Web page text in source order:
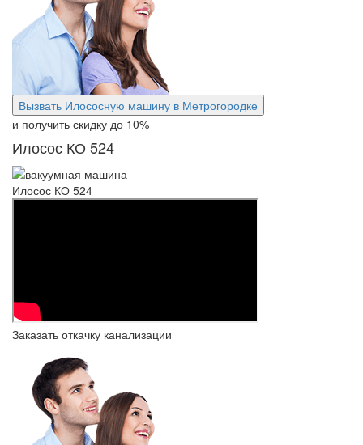
Вызвать Илососную машину в Метрогородке
и получить скидку до 10%
Илосос КО 524
Илосос КО 524
Заказать откачку канализации